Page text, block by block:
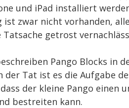
und iPad installiert
ist zwar nicht vorhanden,
Tatsache getrost
Pango Blocks in
der Tat ist es die Aufgabe
der kleine Pango einen
bestreiten kann.